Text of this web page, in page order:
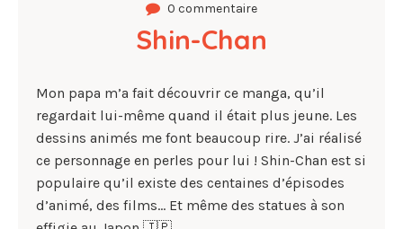
0 commentaire
Shin-Chan
Mon papa m’a fait découvrir ce manga, qu’il
regardait lui-même quand il était plus jeune. Les
dessins animés me font beaucoup rire. J’ai réalisé
ce personnage en perles pour lui ! Shin-Chan est si
populaire qu’il existe des centaines d’épisodes
d’animé, des films… Et même des statues à son